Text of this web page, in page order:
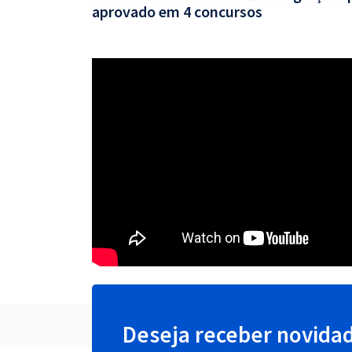
aprovado em 4 concursos
Deseja receber